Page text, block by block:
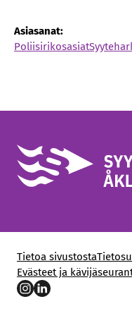
Asiasanat:
Poliisirikosasiat
Tietoa sivustosta
Evästeet ja